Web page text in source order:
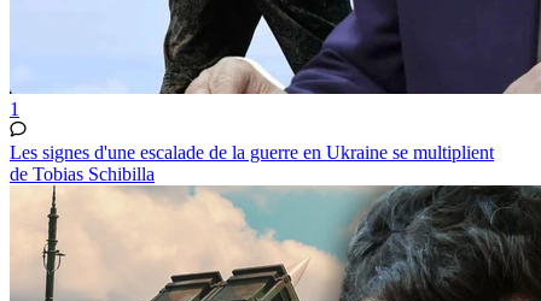
1
Les signes d'une escalade de la guerre en Ukraine se multiplient
de Tobias Schibilla